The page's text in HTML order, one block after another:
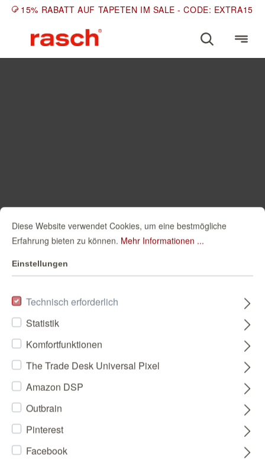
15% RABATT AUF TAPETEN IM SALE - CODE: EXTRA15
Diese Website verwendet Cookies, um eine bestmögliche
Erfahrung bieten zu können. Mehr Informationen ...
Einstellungen
Technisch erforderlich
Statistik
Komfortfunktionen
The Trade Desk Universal Pixel
Amazon DSP
Outbrain
Pinterest
Facebook